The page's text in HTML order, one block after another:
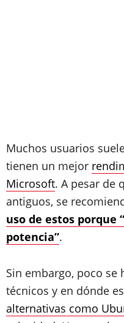
Muchos usuarios
tienen un mejor
Microsoft. A pesar de
antiguos, se
uso de estos porque
potencia”.
Sin embargo, poco se
técnicos y en dónde
alternativas como